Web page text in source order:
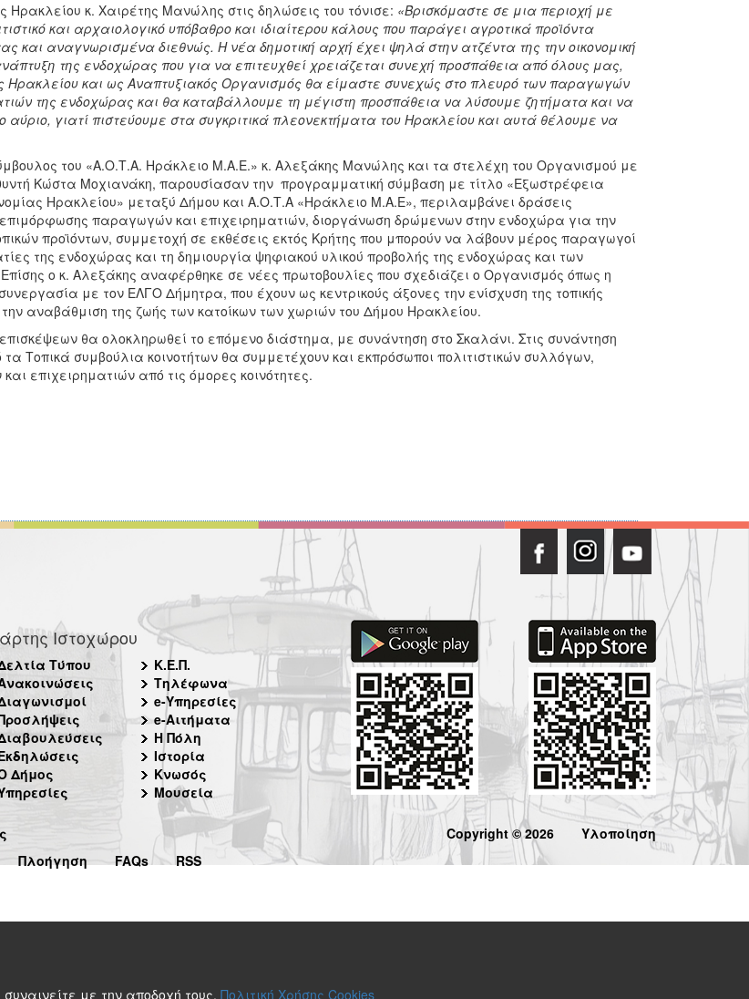
Ηρακλείου κ. Χαιρέτης Μανώλης στις δηλώσεις του τόνισε: «Βρισκόμαστε σε μια περιοχή με
και αρχαιολογικό υπόβαθρο και ιδιαίτερου κάλους που παράγει αγροτικά προϊόντα
και αναγνωρισμένα διεθνώς. Η νέα δημοτική αρχή έχει ψηλά στην ατζέντα της την οικονομική
της ενδοχώρας που για να επιτευχθεί χρειάζεται συνεχή προσπάθεια από όλους μας,
Ηρακλείου και ως Αναπτυξιακός Οργανισμός θα είμαστε συνεχώς στο πλευρό των παραγωγών
της ενδοχώρας και θα καταβάλλουμε τη μέγιστη προσπάθεια να λύσουμε ζητήματα και να
αύριο, γιατί πιστεύουμε στα συγκριτικά πλεονεκτήματα του Ηρακλείου και αυτά θέλουμε να
του «Α.Ο.Τ.Α. Ηράκλειο Μ.Α.Ε.» κ. Αλεξάκης Μανώλης και τα στελέχη του Οργανισμού με
Κώστα Μοχιανάκη, παρουσίασαν την προγραμματική σύμβαση με τίτλο «Εξωστρέφεια
Ηρακλείου» μεταξύ Δήμου και Α.Ο.Τ.Α «Ηράκλειο Μ.Α.Ε», περιλαμβάνει δράσεις
παραγωγών και επιχειρηματιών, διοργάνωση δρώμενων στην ενδοχώρα για την
προϊόντων, συμμετοχή σε εκθέσεις εκτός Κρήτης που μπορούν να λάβουν μέρος παραγωγοί
της ενδοχώρας και τη δημιουργία ψηφιακού υλικού προβολής της ενδοχώρας και των
Επίσης ο κ. Αλεξάκης αναφέρθηκε σε νέες πρωτοβουλίες που σχεδιάζει ο Οργανισμός όπως η
με τον ΕΛΓΟ Δήμητρα, που έχουν ως κεντρικούς άξονες την ενίσχυση της τοπικής
την αναβάθμιση της ζωής των κατοίκων των χωριών του Δήμου Ηρακλείου.
θα ολοκληρωθεί το επόμενο διάστημα, με συνάντηση στο Σκαλάνι. Στις συνάντηση
Τοπικά συμβούλια κοινοτήτων θα συμμετέχουν και εκπρόσωποι πολιτιστικών συλλόγων,
επιχειρηματιών από τις όμορες κοινότητες.
Ιστοχώρου
Τύπου
Δήμος
Κ.Ε.Π.
Τηλέφωνα
e-Υπηρεσίες
e-Αιτήματα
Η Πόλη
Ιστορία
Κνωσός
Μουσεία
Πλοήγηση FAQs RSS
Copyright © 2026 Υλοποίηση
με την αποδοχή τους. Πολιτική Χρήσης Cookies